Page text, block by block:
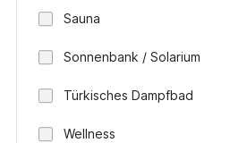
Sauna
Sonnenbank / Solarium
Türkisches Dampfbad
Wellness